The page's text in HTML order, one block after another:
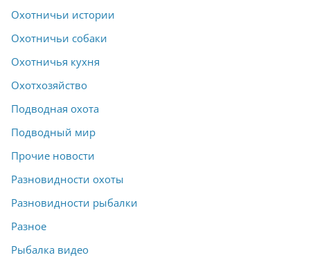
Охотничьи истории
Охотничьи собаки
Охотничья кухня
Охотхозяйство
Подводная охота
Подводный мир
Прочие новости
Разновидности охоты
Разновидности рыбалки
Разное
Рыбалка видео